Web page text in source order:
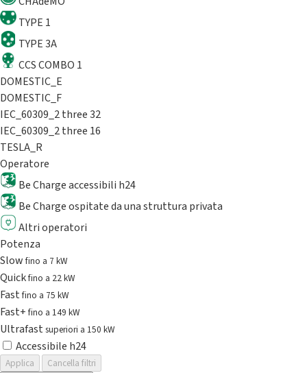
TYPE 1
TYPE 3A
CCS COMBO 1
DOMESTIC_E
DOMESTIC_F
IEC_60309_2 three 32
IEC_60309_2 three 16
TESLA_R
Operatore
Be Charge accessibili h24
Be Charge ospitate da una struttura privata
Altri operatori
Potenza
Slowfino a 7 kW
Quickfino a 22 kW
Fastfino a 75 kW
Fast+fino a 149 kW
Ultrafast superiori a 150 kW
Accessibile h24
Applica
Cancella filtri